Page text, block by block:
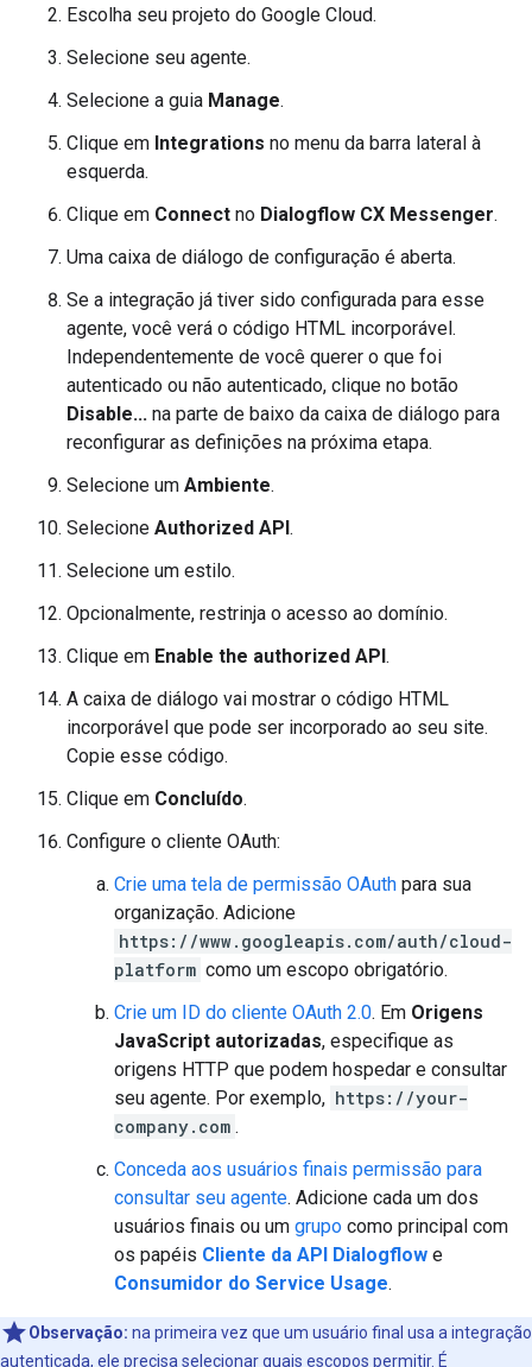
Escolha seu projeto do Google Cloud.
Selecione seu agente.
Selecione a guia Manage.
Clique em Integrations no menu da barra lateral à
esquerda.
Clique em Connect no Dialogflow CX Messenger.
Uma caixa de diálogo de configuração é aberta.
Se a integração já tiver sido configurada para esse
agente, você verá o código HTML incorporável.
Independentemente de você querer o que foi
autenticado ou não autenticado, clique no botão
Disable... na parte de baixo da caixa de diálogo para
reconfigurar as definições na próxima etapa.
Selecione um Ambiente.
Selecione Authorized API.
Selecione um estilo.
Opcionalmente, restrinja o acesso ao domínio.
Clique em Enable the authorized API.
A caixa de diálogo vai mostrar o código HTML
incorporável que pode ser incorporado ao seu site.
Copie esse código.
Clique em Concluído.
Configure o cliente OAuth:
Crie uma tela de permissão OAuth para sua
organização. Adicione
https://www.googleapis.com/auth/cloud-
platform como um escopo obrigatório.
Crie um ID do cliente OAuth 2.0. Em Origens
JavaScript autorizadas, especifique as
origens HTTP que podem hospedar e consultar
seu agente. Por exemplo, https://your-
company.com .
Conceda aos usuários finais permissão para
consultar seu agente. Adicione cada um dos
usuários finais ou um grupo como principal com
os papéis Cliente da API Dialogflow e
Consumidor do Service Usage.
Observação: na primeira vez que um usuário final usa a integração
autenticada, ele precisa selecionar quais escopos permitir. É